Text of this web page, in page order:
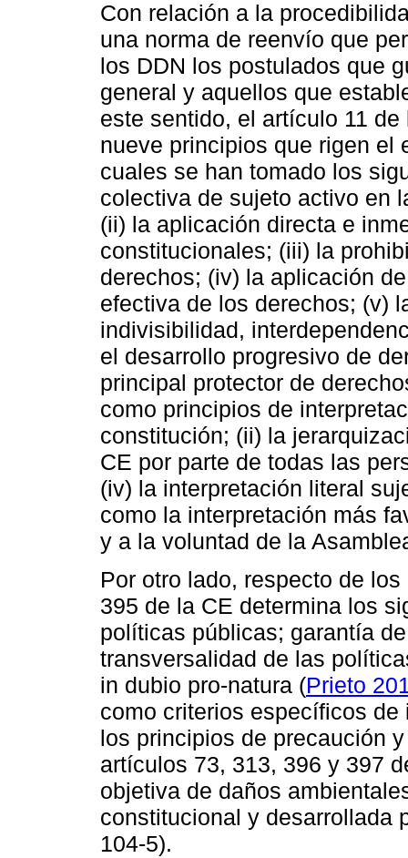
Con relación a la
una norma de reenvío que
los DDN los postulados que
general y aquellos que
este sentido, el artículo 11
nueve principios que rigen el
cuales se han tomado los
colectiva de sujeto activo en
(ii) la aplicación directa e
constitucionales; (iii) la
derechos; (iv) la aplicación
efectiva de los derechos; (v)
indivisibilidad,
el desarrollo progresivo de
principal protector de
como principios de
constitución; (ii) la
CE por parte de todas las
(iv) la interpretación literal
como la interpretación más
y a la voluntad de la
Por otro lado, respecto de
395 de la CE determina los
políticas públicas; garantía
transversalidad de las
in dubio pro-natura (Prieto
como criterios específicos
los principios de precaución
artículos 73, 313, 396 y 397
objetiva de daños
constitucional y desarrollada
104-5).